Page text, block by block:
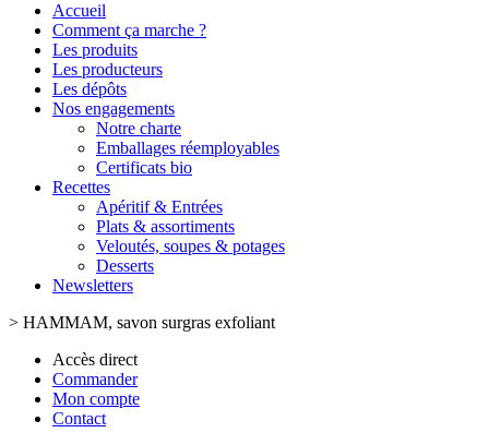
Accueil
Comment ça marche ?
Les produits
Les producteurs
Les dépôts
Nos engagements
Notre charte
Emballages réemployables
Certificats bio
Recettes
Apéritif & Entrées
Plats & assortiments
Veloutés, soupes & potages
Desserts
Newsletters
> HAMMAM, savon surgras exfoliant
Accès direct
Commander
Mon compte
Contact